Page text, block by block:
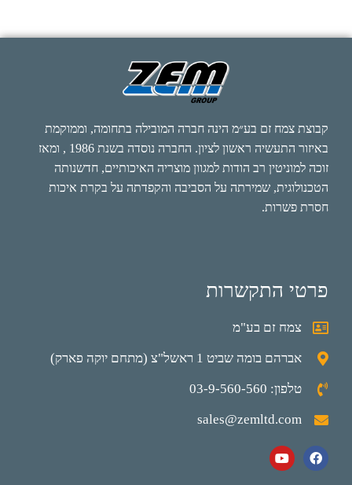
קבוצת צמח זם בע״מ הינה חברה המובילה בתחומה, וממוקמת
באיזור התעשיה ראשון לציון. החברה נוסדה בשנת 1986 , ומאז
זוכה למוניטין רב הודות למגוון מוצריה האיכותיים, חדשנותה
הטכנולוגית, שמירתה על הסביבה והקפדתה על בקרת איכות
חסרת פשרות.
פרטי התקשרות
צמח זם בע"מ
אברהם בומה שביט 1 ראשל"צ (מתחם יוקה פארק)
טלפון: 03-9-560-560
sales@zemltd.com